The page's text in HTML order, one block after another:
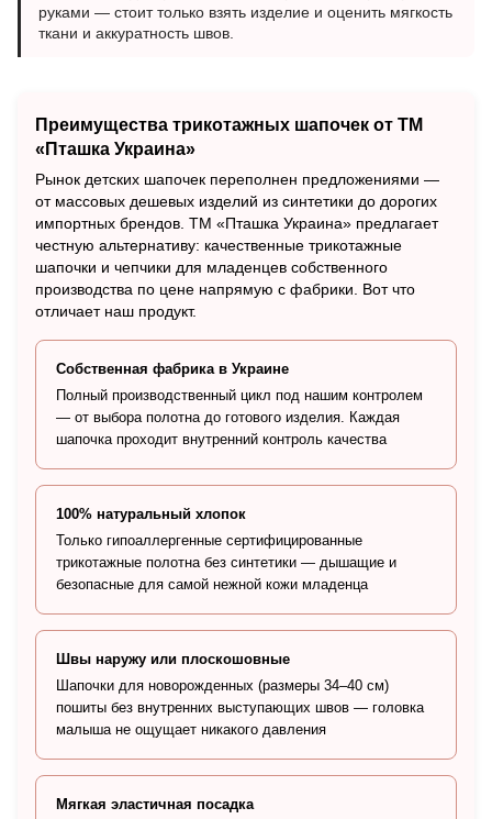
руками — стоит только взять изделие и оценить мягкость
ткани и аккуратность швов.
Преимущества трикотажных шапочек от ТМ
«Пташка Украина»
Рынок детских шапочек переполнен предложениями —
от массовых дешевых изделий из синтетики до дорогих
импортных брендов. ТМ «Пташка Украина» предлагает
честную альтернативу: качественные трикотажные
шапочки и чепчики для младенцев собственного
производства по цене напрямую с фабрики. Вот что
отличает наш продукт.
Собственная фабрика в Украине
Полный производственный цикл под нашим контролем
— от выбора полотна до готового изделия. Каждая
шапочка проходит внутренний контроль качества
100% натуральный хлопок
Только гипоаллергенные сертифицированные
трикотажные полотна без синтетики — дышащие и
безопасные для самой нежной кожи младенца
Швы наружу или плоскошовные
Шапочки для новорожденных (размеры 34–40 см)
пошиты без внутренних выступающих швов — головка
малыша не ощущает никакого давления
Мягкая эластичная посадка